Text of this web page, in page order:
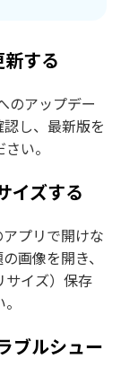
する
のアップデー
し、最新版を
い。
イズする
プリで開けな
画像を開き、
サイズ）保存
ブルシュー